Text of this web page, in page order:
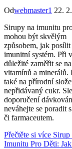
Odwebmaster1 22.
Sirupy na imunitu
mohou být skvělým
způsobem, jak
imunitní systém. Při
důležité zaměřit se
vitamínů a minerálů.
také na přírodní
nepřidávaný cukr.
doporučení
neváhejte se poradit
či farmaceutem.
Přečtěte si více Sirup
Imunitu Pro Děti: